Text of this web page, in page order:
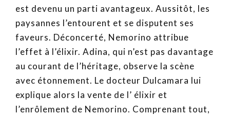
est devenu un parti avantageux. Aussitôt, les
paysannes l’entourent et se disputent ses
faveurs. Déconcerté, Nemorino attribue
l’effet à l’élixir. Adina, qui n’est pas davantage
au courant de l’héritage, observe la scène
avec étonnement. Le docteur Dulcamara lui
explique alors la vente de l’ élixir et
l’enrôlement de Nemorino. Comprenant tout,